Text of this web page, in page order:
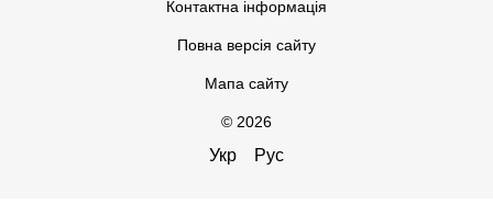
Контактна інформація
Повна версія сайту
Мапа сайту
© 2026
Укр Рус